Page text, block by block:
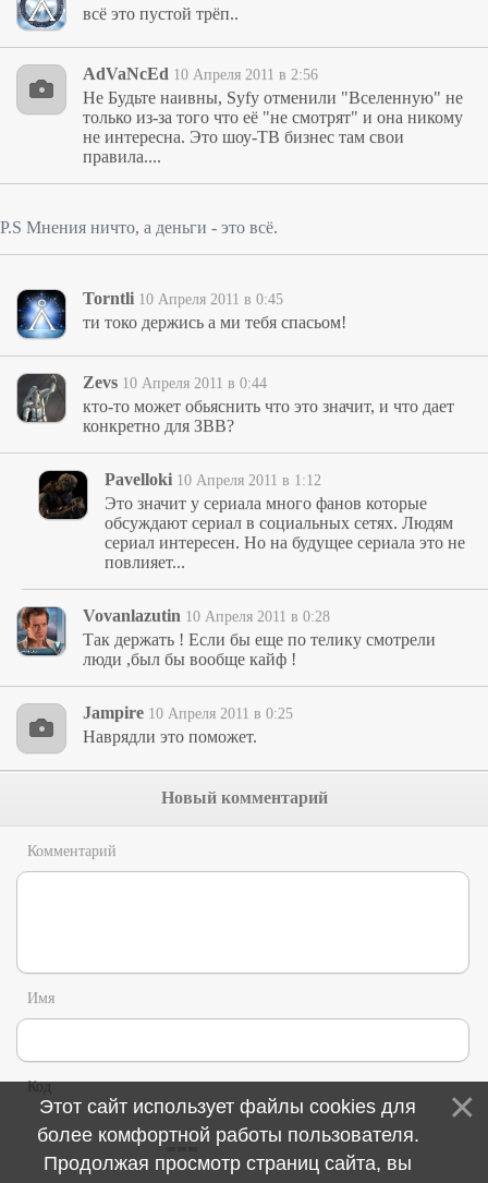
всё это пустой трёп..
AdVaNcEd 10 Апреля 2011 в 2:56
Не Будьте наивны, Syfy отменили "Вселенную" не
только из-за того что её "не смотрят" и она никому
не интересна. Это шоу-ТВ бизнес там свои
правила....
P.S Мнения ничто, а деньги - это всё.
Torntli 10 Апреля 2011 в 0:45
ти токо держись а ми тебя спасьом!
Zevs 10 Апреля 2011 в 0:44
кто-то может обьяснить что это значит, и что дает
конкретно для ЗВВ?
Pavelloki 10 Апреля 2011 в 1:12
Это значит у сериала много фанов которые
обсуждают сериал в социальных сетях. Людям
сериал интересен. Но на будущее сериала это не
повлияет...
Vovanlazutin 10 Апреля 2011 в 0:28
Так держать ! Если бы еще по телику смотрели
люди ,был бы вообще кайф !
Jampire 10 Апреля 2011 в 0:25
Наврядли это поможет.
Новый комментарий
Комментарий
Имя
Код
Этот сайт использует файлы cookies для
более комфортной работы пользователя.
Продолжая просмотр страниц сайта, вы